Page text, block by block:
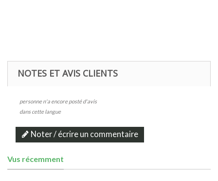
NOTES ET AVIS CLIENTS
personne n'a encore posté d'avis
dans cette langue
Noter / écrire un commentaire
Vus récemment